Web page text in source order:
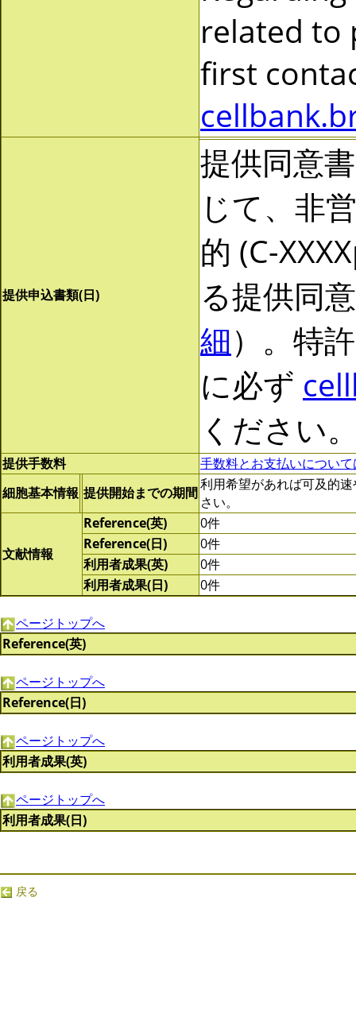
related to
first
提供申込書類(日)
提供同意
じて、非
的 (C-
る提供同
細）。特
に必ず
ください
提供手数料
手数料とお支払いについ
細胞基本情報 提供開始までの期間利用希望があれば可及的
さい。
文献情報
Reference(英)
0件
Reference(日)
0件
利用者成果(英)
0件
利用者成果(日)
0件
ページトップへ
Reference(英)
ページトップへ
Reference(日)
ページトップへ
利用者成果(英)
ページトップへ
利用者成果(日)
戻る